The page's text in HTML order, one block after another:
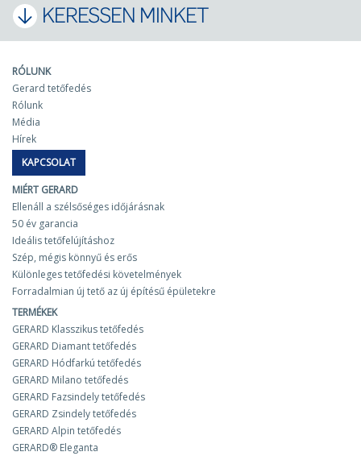
KERESSEN MINKET
RÓLUNK
Gerard tetőfedés
Rólunk
Média
Hírek
KAPCSOLAT
MIÉRT GERARD
Ellenáll a szélsőséges időjárásnak
50 év garancia
Ideális tetőfelújításhoz
Szép, mégis könnyű és erős
Különleges tetőfedési követelmények
Forradalmian új tető az új építésű épületekre
TERMÉKEK
GERARD Klasszikus tetőfedés
GERARD Diamant tetőfedés
GERARD Hódfarkú tetőfedés
GERARD Milano tetőfedés
GERARD Fazsindely tetőfedés
GERARD Zsindely tetőfedés
GERARD Alpin tetőfedés
GERARD® Eleganta